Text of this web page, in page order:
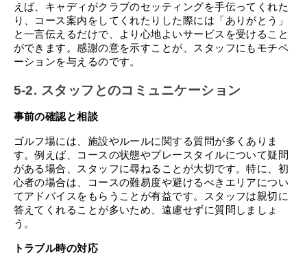
えば、キャディがクラブのセッティングを手伝ってくれた
り、コース案内をしてくれたりした際には「ありがとう」
と一言伝えるだけで、より心地よいサービスを受けること
ができます。感謝の意を示すことが、スタッフにもモチベ
ーションを与えるのです。
5-2. スタッフとのコミュニケーション
事前の確認と相談
ゴルフ場には、施設やルールに関する質問が多くありま
す。例えば、コースの状態やプレースタイルについて疑問
がある場合、スタッフに尋ねることが大切です。特に、初
心者の場合は、コースの難易度や避けるべきエリアについ
てアドバイスをもらうことが有益です。スタッフは親切に
答えてくれることが多いため、遠慮せずに質問しましょ
う。
トラブル時の対応